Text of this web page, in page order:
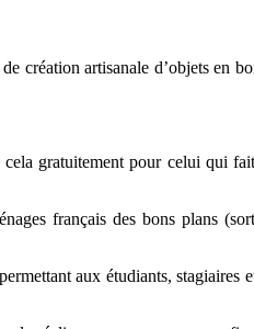
création artisanale d’objets en
gratuitement pour celui qui
français des bons plans
aux étudiants,